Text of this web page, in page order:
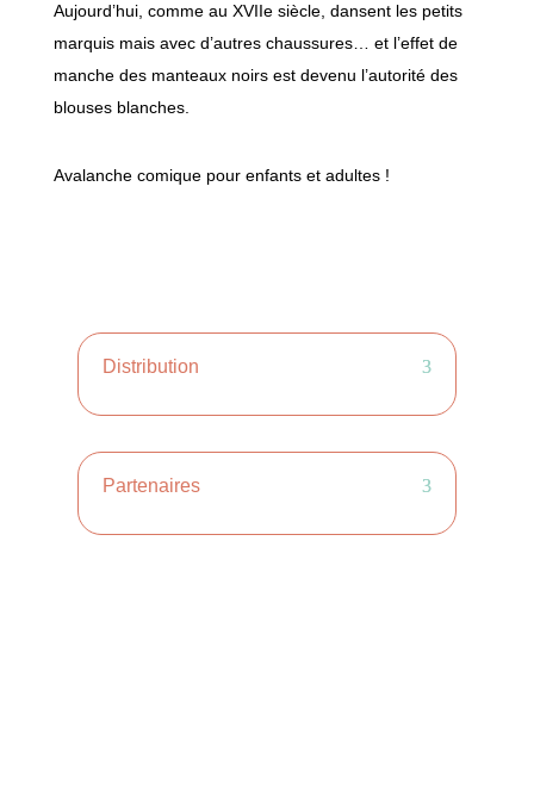
Aujourd’hui, comme au XVIIe siècle, dansent les petits
marquis mais avec d’autres chaussures… et l’effet de
manche des manteaux noirs est devenu l’autorité des
blouses blanches.
Avalanche comique pour enfants et adultes !
Distribution
Partenaires